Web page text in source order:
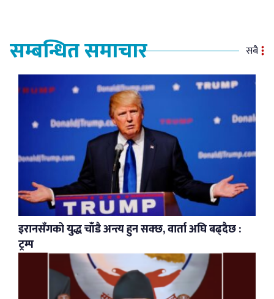
सम्बन्धित समाचार सबै
इरानसँगको युद्ध चाँडै अन्त्य हुन सक्छ, वार्ता अघि बढ्दैछ :
ट्रम्प